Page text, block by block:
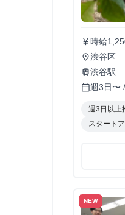
currency_yen時給
place渋谷区
train渋谷駅
calendar_today週3日〜
週3日以上
スタート
NEW